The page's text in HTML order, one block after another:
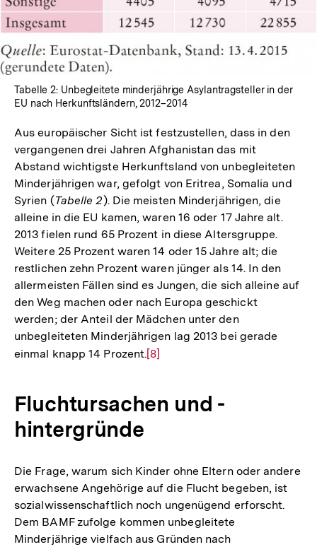
Tabelle 2: Unbegleitete minderjährige Asylantragsteller in der
EU nach Herkunftsländern, 2012–2014
Aus europäischer Sicht ist festzustellen, dass in den
vergangenen drei Jahren Afghanistan das mit
Abstand wichtigste Herkunftsland von unbegleiteten
Minderjährigen war, gefolgt von Eritrea, Somalia und
Syrien (Tabelle 2). Die meisten Minderjährigen, die
alleine in die EU kamen, waren 16 oder 17 Jahre alt.
2013 fielen rund 65 Prozent in diese Altersgruppe.
Weitere 25 Prozent waren 14 oder 15 Jahre alt; die
restlichen zehn Prozent waren jünger als 14. In den
allermeisten Fällen sind es Jungen, die sich alleine auf
den Weg machen oder nach Europa geschickt
werden; der Anteil der Mädchen unter den
unbegleiteten Minderjährigen lag 2013 bei gerade
einmal knapp 14 Prozent.Zur
Fußnote
[8]
Fluchtursachen und -
hintergründe
Die Frage, warum sich Kinder ohne Eltern oder andere
erwachsene Angehörige auf die Flucht begeben, ist
sozialwissenschaftlich noch ungenügend erforscht.
Dem BAMF zufolge kommen unbegleitete
Minderjährige vielfach aus Gründen nach